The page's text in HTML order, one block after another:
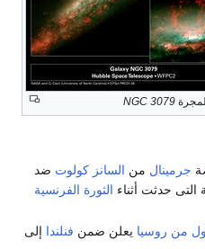
NGC 3079
جرمينال من السانز كولوت ضد
التى حدثت أثناء الثورة الفرنسية
من روسيا يعلن ضمن فنلندا إلى